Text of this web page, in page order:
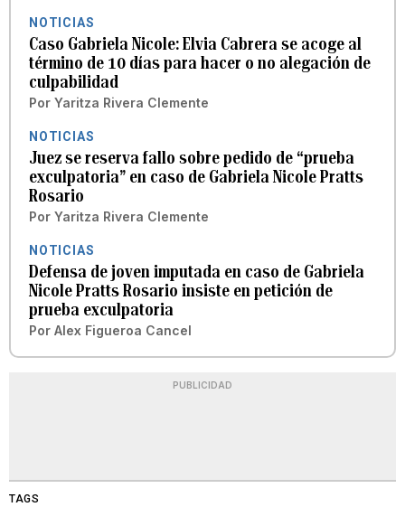
NOTICIAS
Caso Gabriela Nicole: Elvia Cabrera se acoge al
término de 10 días para hacer o no alegación de
culpabilidad
Por Yaritza Rivera Clemente
NOTICIAS
Juez se reserva fallo sobre pedido de “prueba
exculpatoria” en caso de Gabriela Nicole Pratts
Rosario
Por Yaritza Rivera Clemente
NOTICIAS
Defensa de joven imputada en caso de Gabriela
Nicole Pratts Rosario insiste en petición de
prueba exculpatoria
Por Alex Figueroa Cancel
PUBLICIDAD
TAGS